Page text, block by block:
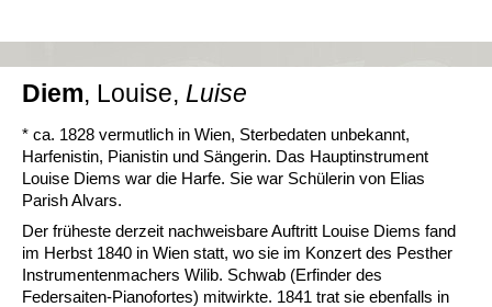
Diem, Louise, Luise
* ca. 1828 vermutlich in Wien, Sterbedaten unbekannt,
Harfenistin, Pianistin und Sängerin. Das Hauptinstrument
Louise Diems war die Harfe. Sie war Schülerin von Elias
Parish Alvars.
Der früheste derzeit nachweisbare Auftritt Louise Diems fand
im Herbst 1840 in Wien statt, wo sie im Konzert des Pesther
Instrumentenmachers Wilib. Schwab (Erfinder des
Federsaiten-Pianofortes) mitwirkte. 1841 trat sie ebenfalls in